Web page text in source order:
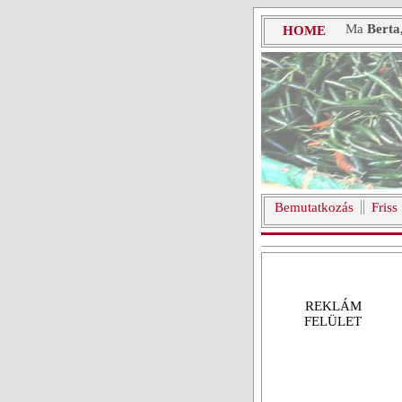
HOME Ma
Bemutatkozás Friss
REKLÁM
FELÜLET